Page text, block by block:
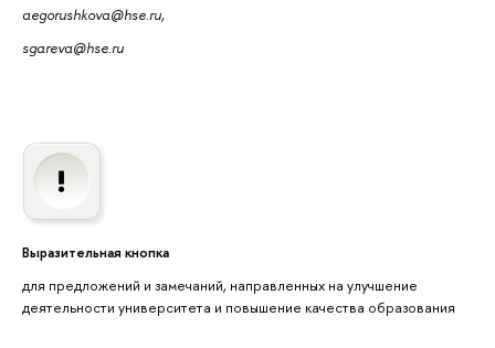
aegorushkova@hse.ru,
sgareva@hse.ru
Выразительная кнопка
для предложений и замечаний, направленных на улучшение
деятельности университета и повышение качества образования